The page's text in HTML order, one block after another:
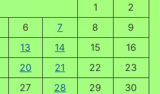
1
2
6 7 8
9
13 14 15
16
20 21 22
23
27 28 29 30